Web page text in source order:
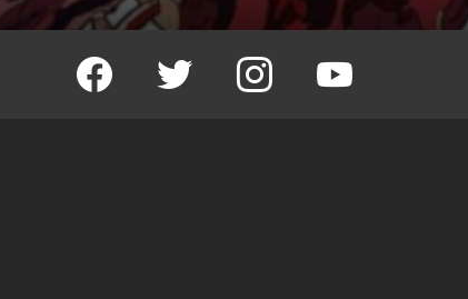
Facebook Twitter Instagram Youtube